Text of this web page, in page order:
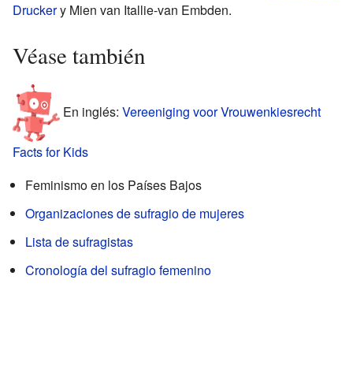
Druckery Mien van Itallie-van Embden.
Véase también
En inglés: Vereeniging voor Vrouwenkiesrecht
Facts for Kids
Feminismo en los Países Bajos
Organizaciones de sufragio de mujeres
Lista de sufragistas
Cronología del sufragio femenino